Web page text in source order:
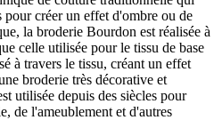
créer un effet d'ombre ou de
la broderie Bourdon est réalisée à
celle utilisée pour le tissu de base
à travers le tissu, créant un effet
broderie très décorative et
utilisée depuis des siècles pour
de l'ameublement et d'autres